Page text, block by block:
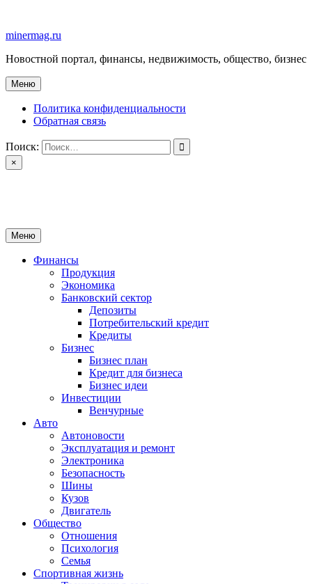
содержимому
minermag.ru
Новостной портал, финансы, недвижимость, общество, бизнес
Меню
Политика конфиденциальности
Обратная связь
Поиск:
×
Меню
Финансы
Продукция
Экономика
Банковский сектор
Депозиты
Потребительский кредит
Кредиты
Бизнес
Бизнес план
Кредит для бизнеса
Бизнес идеи
Инвестиции
Венчурные
Авто
Автоновости
Эксплуатация и ремонт
Электроника
Безопасность
Шины
Кузов
Двигатель
Общество
Отношения
Психология
Семья
Спортивная жизнь